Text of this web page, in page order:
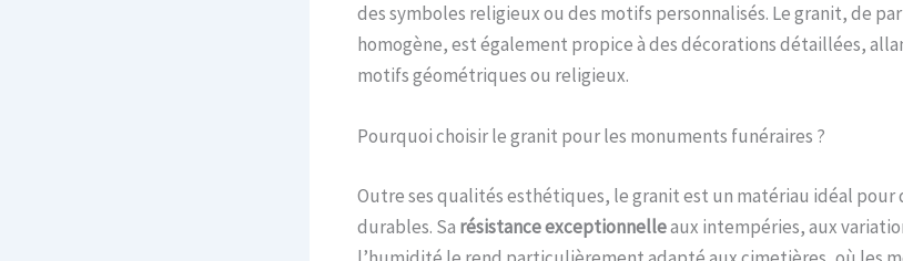
des symboles religieux ou des motifs personnalisés. Le granit, de
homogène, est également propice à des décorations détaillées,
motifs géométriques ou religieux.
Pourquoi choisir le granit pour les monuments funéraires ?
Outre ses qualités esthétiques, le granit est un matériau idéal pour
durables. Sa résistance exceptionnelleaux intempéries, aux